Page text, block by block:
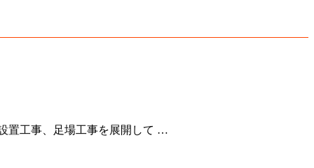
置工事、足場工事を展開して …